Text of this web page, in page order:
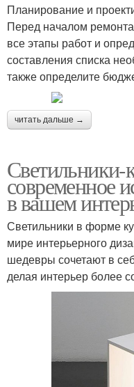
Планирование и
Перед началом
все этапы работ и
составления списка
также определите
читать дальше →
современное
в вашем
Светильники в форме
мире интерьерного
шедевры сочетают в
делая интерьер более